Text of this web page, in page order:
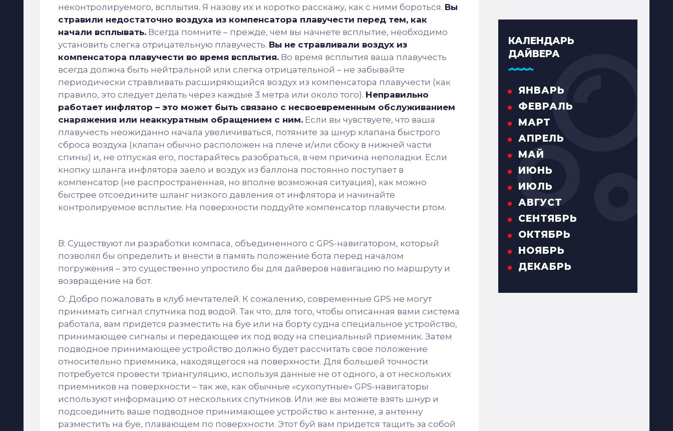
неконтролируемого, всплытия. Я назову их и коротко расскажу, как с ними бороться. Вы
стравили недостаточно воздуха из компенсатора плавучести перед тем, как
начали всплывать. Всегда помните – прежде, чем вы начнете всплытие, необходимо
установить слегка отрицательную плавучесть. Вы не стравливали воздух из
компенсатора плавучести во время всплытия. Во время всплытия ваша плавучесть
всегда должна быть нейтральной или слегка отрицательной – не забывайте
периодически стравливать расширяющийся воздух из компенсатора плавучести (как
правило, это следует делать через каждые 3 метра или около того). Неправильно
работает инфлятор – это может быть связано с несвоевременным обслуживанием
снаряжения или неаккуратным обращением с ним. Если вы чувствуете, что ваша
плавучесть неожиданно начала увеличиваться, потяните за шнур клапана быстрого
сброса воздуха (клапан обычно расположен на плече и/или сбоку в нижней части
спины) и, не отпуская его, постарайтесь разобраться, в чем причина неполадки. Если
кнопку шланга инфлятора заело и воздух из баллона постоянно поступает в
компенсатор (не распространенная, но вполне возможная ситуация), как можно
быстрее отсоедините шланг низкого давления от инфлятора и начинайте
контролируемое всплытие. На поверхности поддуйте компенсатор плавучести ртом.
В: Существуют ли разработки компаса, объединенного с GPS-навигатором, который
позволял бы определить и внести в память положение бота перед началом
погружения – это существенно упростило бы для дайверов навигацию по маршруту и
возвращение на бот.
О: Добро пожаловать в клуб мечтателей. К сожалению, современные GPS не могут
принимать сигнал спутника под водой. Так что, для того, чтобы описанная вами система
работала, вам придется разместить на буе или на борту судна специальное устройство,
принимающее сигналы и передающее их под воду на специальный приемник. Затем
подводное принимающее устройство должно будет рассчитать свое положение
относительно приемника, находящегося на поверхности. Для большей точности
потребуется провести триангуляцию, используя данные не от одного, а от нескольких
приемников на поверхности – так же, как обычные «сухопутные» GPS-навигаторы
используют информацию от нескольких спутников. Или же вы можете взять шнур и
подсоединить ваше подводное принимающее устройство к антенне, а антенну
разместить на буе, плавающем по поверхности. Этот буй вам придется тащить за собой
КАЛЕНДАРЬ
ДАЙВЕРА
ЯНВАРЬ
ФЕВРАЛЬ
МАРТ
АПРЕЛЬ
МАЙ
ИЮНЬ
ИЮЛЬ
АВГУСТ
СЕНТЯБРЬ
ОКТЯБРЬ
НОЯБРЬ
ДЕКАБРЬ